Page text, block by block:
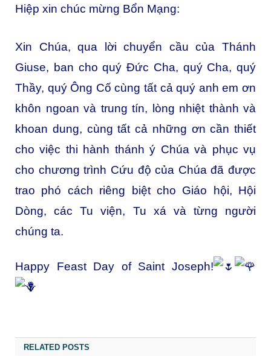
Hiệp xin chúc mừng Bổn Mạng:
Xin Chúa, qua lời chuyển cầu của Thánh
Giuse, ban cho quý Đức Cha, quý Cha, quý
Thầy, quý Ông Cố cùng tất cả quý anh em ơn
khôn ngoan và trung tín, lòng nhiệt thành và
khoan dung, cùng tất cả những ơn cần thiết
cho việc thi hành thánh ý Chúa và phục vụ
cho chương trình Cứu độ của Chúa đã được
trao phó cách riêng biệt cho Giáo hội, Hội
Dòng, các Tu viện, Tu xá và từng người
chúng ta.
Happy Feast Day of Saint Joseph!
RELATED POSTS